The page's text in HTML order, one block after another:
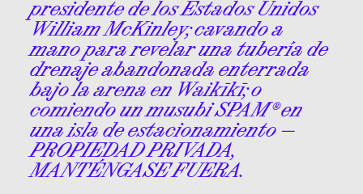
presidente de los Estados Unidos
William McKinley; cavando a
mano para revelar una tubería de
drenaje abandonada enterrada
bajo la arena en Waikīkī; o
comiendo un musubi SPAM® en
una isla de estacionamiento —
PROPIEDAD PRIVADA,
MANTÉNGASE FUERA.